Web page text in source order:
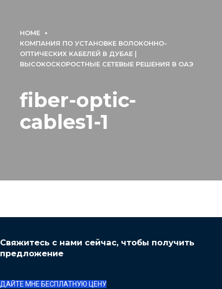
HOME
КОМПАНИЯ ПО УСТАНОВКЕ ВОЛОКОННО-
ОПТИЧЕСКИХ КАБЕЛЕЙ В ДУБАЕ |
ВЫСОКОСКОРОСТНЫЕ СЕТЕВЫЕ РЕШЕНИЯ В ОАЭ
fiber-optic-
cables1-1
Свяжитесь с нами сейчас, чтобы получить
предложение
ДАЙТЕ МНЕ БЕСПЛАТНУЮ ЦЕНУ